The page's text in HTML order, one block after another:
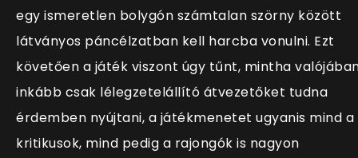
egy ismeretlen bolygón számtalan szörny között
látványos páncélzatban kell harcba vonulni. Ezt
követően a játék viszont úgy tűnt, mintha
inkább csak lélegzetelállító átvezetőket tudna
érdemben nyújtani, a játékmenetet ugyanis mind a
kritikusok, mind pedig a rajongók is nagyon